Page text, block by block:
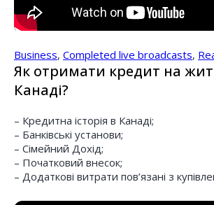
Business, Completed live broadcasts,
Як отримати кредит на
Канаді?
– Кредитна історія в Канаді;
– Банківські установи;
– Сімейний Дохід;
– Початковий внесок;
– Додаткові витрати пов’язані з